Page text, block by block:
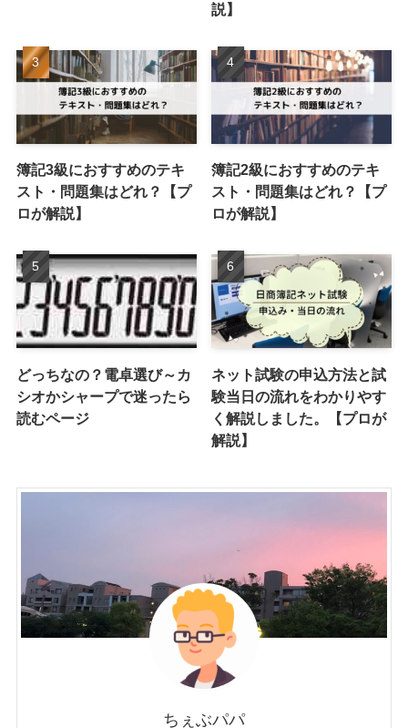
説】
簿記3級におすすめのテキ
スト・問題集はどれ？【プ
ロが解説】
簿記2級におすすめのテキ
スト・問題集はどれ？【プ
ロが解説】
どっちなの？電卓選び～カ
シオかシャープで迷ったら
読むページ
ネット試験の申込方法と試
験当日の流れをわかりやす
く解説しました。【プロが
解説】
ちぇぶパパ